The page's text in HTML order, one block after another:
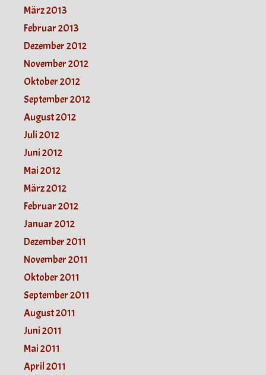
März 2013
Februar 2013
Dezember 2012
November 2012
Oktober 2012
September 2012
August 2012
Juli 2012
Juni 2012
Mai 2012
März 2012
Februar 2012
Januar 2012
Dezember 2011
November 2011
Oktober 2011
September 2011
August 2011
Juni 2011
Mai 2011
April 2011